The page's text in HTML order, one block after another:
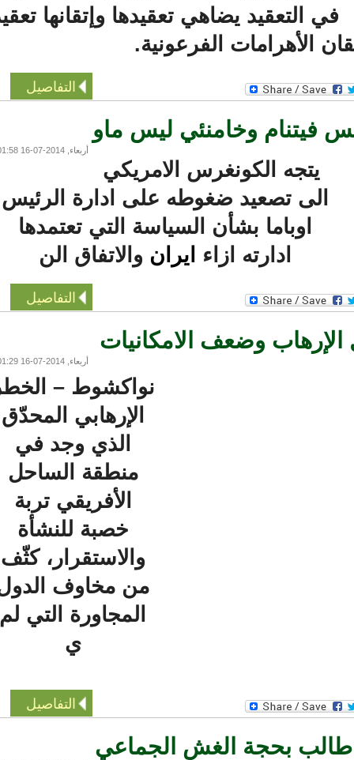
التعقيد يضاهي تعقيدها وإتقانها تعقيد
الأهرامات الفرعونية.
التفاصيل
وخامنئي ليس ماو
أربعاء, 2014-07-16 01:58
يتجه الكونغرس الامريكي
الى تصعيد ضغوطه على ادارة الرئيس
اوباما بشأن السياسة التي تعتمدها
ادارته ازاء ايران والاتفاق الن
التفاصيل
وضعف الامكانيات
أربعاء, 2014-07-16 01:29
نواكشوط – الخطر
الإرهابي المحدّق
الذي وجد في
منطقة الساحل
الأفريقي تربة
خصبة للنشأة
والاستقرار، كثّف
من مخاوف الدول
المجاورة التي لم
التفاصيل
بحجة الغش الجماعي